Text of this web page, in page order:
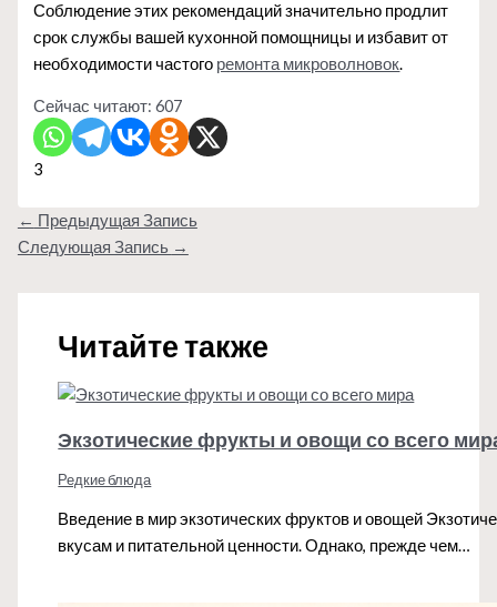
Соблюдение этих рекомендаций значительно продлит
срок службы вашей кухонной помощницы и избавит от
необходимости частого ремонта микроволновок.
Сейчас читают: 607
3
← Предыдущая Запись
Следующая Запись →
Читайте также
Экзотические фрукты и овощи со всего
Редкие блюда
Введение в мир экзотических фруктов и овощей
вкусам и питательной ценности. Однако, прежде чем…